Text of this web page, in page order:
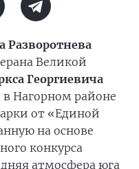
Разворотнева
Великой
Георгиевича
Нагорном районе
от «Единой
на основе
конкурса
атмосфера юга